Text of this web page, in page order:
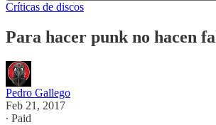
Críticas de discos
Para hacer punk no hacen
Pedro Gallego
Feb 21, 2017
∙ Paid